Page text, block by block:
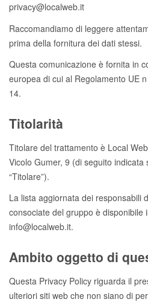
privacy@localweb.it
Raccomandiamo di leggere
prima della fornitura dei dati stessi.
Questa comunicazione è fornita in
europea di cui al Regolamento UE
14.
Titolarità
Titolare del trattamento è Local
Vicolo Gumer, 9 (di seguito
“Titolare”).
La lista aggiornata dei responsabili
consociate del gruppo è disponibile
info@localweb.it.
Ambito oggetto di
Questa Privacy Policy riguarda il
ulteriori siti web che non siano di